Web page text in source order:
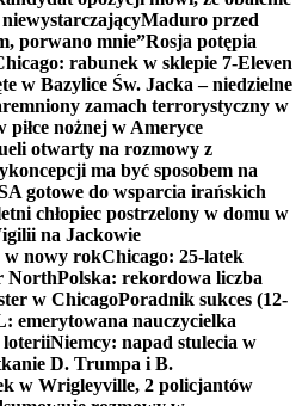
Maduro przed
porwano mnie”Rosja potępia
rabunek w sklepie 7-Eleven
w Bazylice Św. Jacka – niedzielne
zamach terrorystyczny w
nożnej w Ameryce
otwarty na rozmowy z
ma być sposobem na
gotowe do wsparcia irańskich
chłopiec postrzelony w domu w
na Jackowie
w nowy rokChicago: 25-latek
NorthPolska: rekordowa liczba
w ChicagoPoradnik sukces (12-
emerytowana nauczycielka
loteriiNiemcy: napad stulecia w
D. Trumpa i B.
w Wrigleyville, 2 policjantów